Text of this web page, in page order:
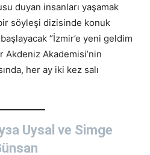
duyan insanları yaşamak
söyleşi dizisinde konuk
“İzmir’e yeni geldim
Akdeniz Akademisi’nin
her ay iki kez salı
Uysal ve Simge